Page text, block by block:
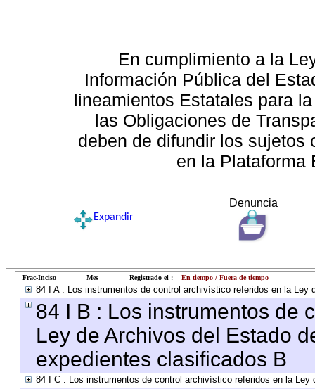
En cumplimiento a la
Información Pública del
lineamientos Estatales para
las Obligaciones de
deben de difundir los sujetos
en la Plataforma
Denuncia
Expandir
Frac-Inciso Mes Registrado el : En tiempo / Fuera de tiempo
84 I A : Los instrumentos de control archivístico referidos en la
84 I B : Los instrumentos de
Ley de Archivos del Estado
expedientes clasificados B
84 I C : Los instrumentos de control archivístico referidos en la